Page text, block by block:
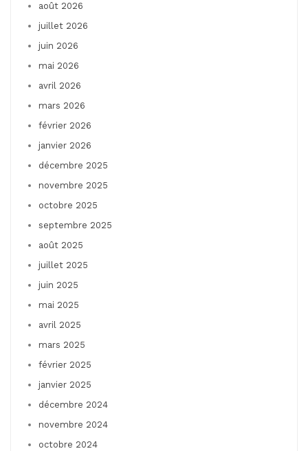
août 2026
juillet 2026
juin 2026
mai 2026
avril 2026
mars 2026
février 2026
janvier 2026
décembre 2025
novembre 2025
octobre 2025
septembre 2025
août 2025
juillet 2025
juin 2025
mai 2025
avril 2025
mars 2025
février 2025
janvier 2025
décembre 2024
novembre 2024
octobre 2024